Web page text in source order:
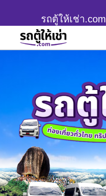
รถตู้ให้เช่า.com